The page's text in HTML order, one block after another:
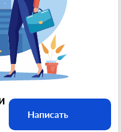
Написать